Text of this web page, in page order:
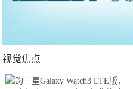
视觉焦点